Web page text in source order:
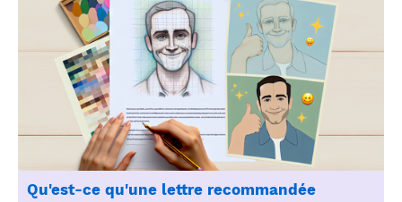
Qu'est-ce qu'une lettre recommandée